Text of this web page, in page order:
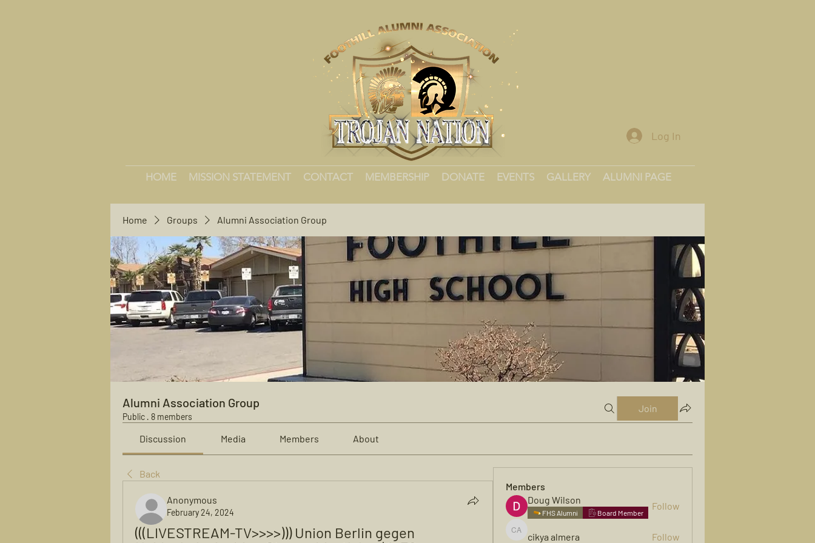
Log In
HOME MISSION STATEMENT CONTACT MEMBERSHIP DONATE EVENTS GALLERY ALUMNI PAGE
Home Groups Alumni Association Group
Alumni Association Group
Public · 8 members
Join
Discussion Media Members About
Back
Anonymous
February 24, 2024
(((LIVESTREAM-TV>>>>))) Union Berlin gegen
Members
Doug Wilson
FHS Alumni Board Member
Follow
cikya almera
cikya almera Follow